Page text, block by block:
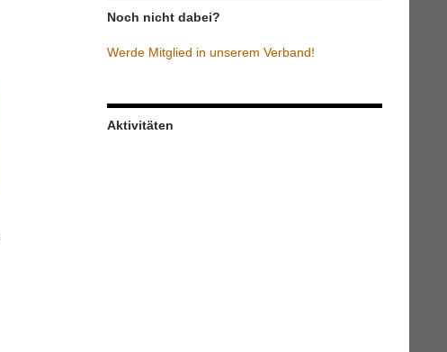
Noch nicht dabei?
Werde Mitglied in unserem Verband!
Aktivitäten